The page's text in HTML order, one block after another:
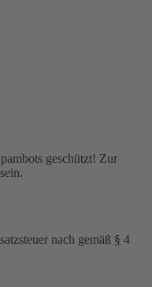
geschützt! Zur
nach gemäß § 4